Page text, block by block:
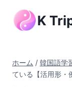
K
ホーム / 韓国語学
ている【活用形・